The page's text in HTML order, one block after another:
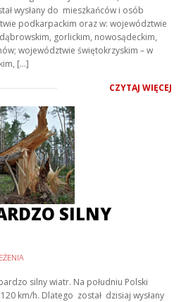
wysłany do mieszkańców i osób
podkarpackim oraz w: województwie
gorlickim, nowosądeckim,
województwie świętokrzyskim – w
[…]
CZYTAJ WIĘCEJ
SILNY
silny wiatr. Na południu Polski
km/h. Dlatego został dzisiaj wysłany